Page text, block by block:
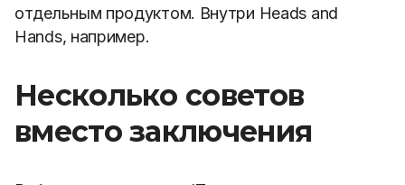
отдельным продуктом. Внутри Heads and
Hands, например.
Несколько советов
вместо заключения